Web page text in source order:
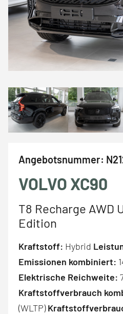
Angebotsnummer:
VOLVO XC90
T8 Recharge AWD
Edition
Kraftstoff: Hybrid
Emissionen kombiniert:
Elektrische Reichweite:
Kraftstoffverbrauch
(WLTP)